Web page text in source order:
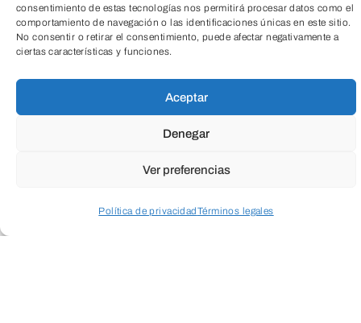
consentimiento de estas tecnologías nos permitirá procesar datos como el
comportamiento de navegación o las identificaciones únicas en este sitio.
No consentir o retirar el consentimiento, puede afectar negativamente a
ciertas características y funciones.
Aceptar
Denegar
Ver preferencias
Política de privacidadTérminos legales
TeleEntradas
actriz acude a un casting para un papel
protagonista.
Nieve roja
Aurelia Gil Junco y Susana
Olmedo Álvarez (2024, 5 min.) Una niña
y un vampiro viven en un pueblo junto al
bosque, donde pasan el tiempo juntos.
la niña pondrán a prueba su relación y el